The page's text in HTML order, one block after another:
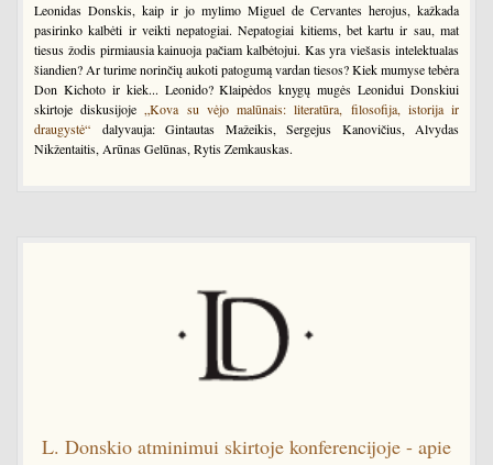
Leonidas Donskis, kaip ir jo mylimo Miguel de Cervantes herojus, kažkada
pasirinko kalbėti ir veikti nepatogiai. Nepatogiai kitiems, bet kartu ir sau, mat
tiesus žodis pirmiausia kainuoja pačiam kalbėtojui. Kas yra viešasis intelektualas
šiandien? Ar turime norinčių aukoti patogumą vardan tiesos? Kiek mumyse tebėra
Don Kichoto ir kiek... Leonido? Klaipėdos knygų mugės Leonidui Donskiui
skirtoje diskusijoje„Kova su vėjo malūnais: literatūra, filosofija, istorija ir
draugystė“ dalyvauja: Gintautas Mažeikis, Sergejus Kanovičius, Alvydas
Nikžentaitis, Arūnas Gelūnas, Rytis Zemkauskas.
L. Donskio atminimui skirtoje konferencijoje - apie